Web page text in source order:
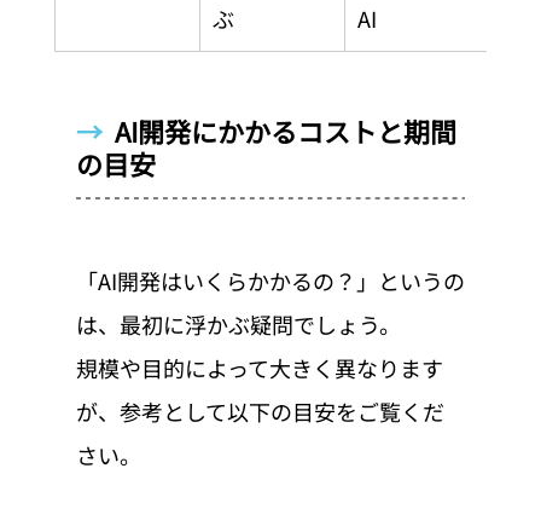
ぶ
AI
→ AI開発にかかるコストと期間
の目安
「AI開発はいくらかかるの？」というの
は、最初に浮かぶ疑問でしょう。
規模や目的によって大きく異なります
が、参考として以下の目安をご覧くだ
さい。